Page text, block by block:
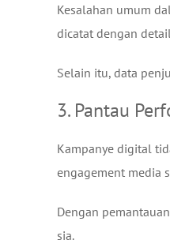
Kesalahan umum
dicatat dengan
Selain itu, data
3. Pantau
Kampanye digital
engagement media
Dengan
sia.